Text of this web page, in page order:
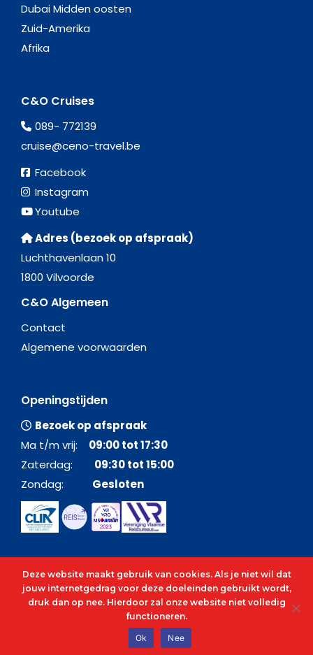
Dubai Midden oosten
Zuid-Amerika
Afrika
C&O Cruises
089- 772139
cruise@ceno-travel.be
Facebook
Instagram
Youtube
Adres (bezoek op afspraak)
Luchthavenlaan 10
1800 Vilvoorde
C&O Algemeen
Contact
Algemene voorwaarden
Openingstijden
Bezoek op afspraak
Ma t/m vrij: 09:00 tot 17:30
Zaterdag: 09:30 tot 15:00
Zondag: Gesloten
© 2026 - Alle rechten voorbehouden - C&O Cruises
Deze website maakt gebruik van cookies. Als je niet wil dat
jouw internetgedrag voor deze doeleinden gebruikt wordt,
druk dan op nee. Hierdoor zal onze website niet volledig
functioneren.
Ok Nee